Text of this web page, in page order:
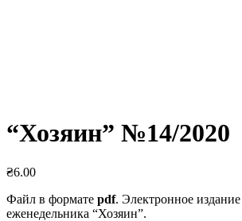
“Хозяин” №14/2020
₴6.00
Файл в формате pdf. Электронное
еженедельника “Хозяин”.